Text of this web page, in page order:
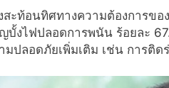
ะท้อนทิศทางความต้องการข
บั้งไฟปลอดการพนัน ร้อยละ
มปลอดภัยเพิ่มเติม เช่น การติด